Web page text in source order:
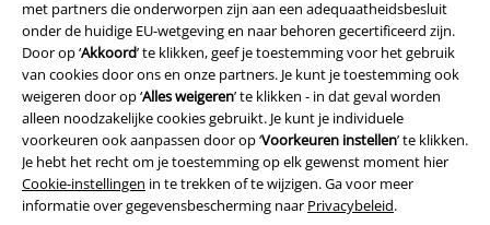
met partners die onderworpen zijn aan een adequaatheidsbesluit
onder de huidige EU-wetgeving en naar behoren gecertificeerd zijn.
Door op ‘Akkoord’ te klikken, geef je toestemming voor het gebruik
van cookies door ons en onze partners. Je kunt je toestemming ook
weigeren door op ‘Alles weigeren’ te klikken - in dat geval worden
alleen noodzakelijke cookies gebruikt. Je kunt je individuele
voorkeuren ook aanpassen door op ‘Voorkeuren instellen’ te klikken.
Je hebt het recht om je toestemming op elk gewenst moment hier
Cookie-instellingen in te trekken of te wijzigen. Ga voor meer
informatie over gegevensbescherming naar Privacybeleid.
Betaalmethodes